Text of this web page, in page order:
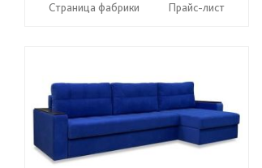
Страница фабрики
Прайс-лист